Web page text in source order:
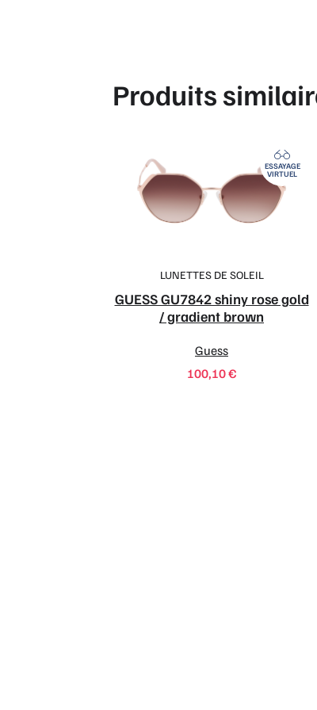
Produits
LUNETTES DE SOLEIL
GUESS GU7842 shiny rose gold
/ gradient brown
Guess
100,10€
ESSAYAGE
VIRTUEL